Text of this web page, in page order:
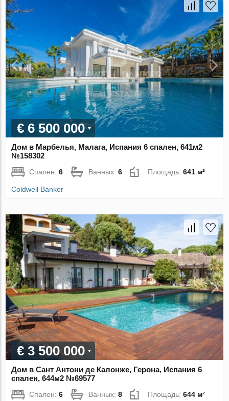
€ 6 500 000
Дом в Марбелья, Малага, Испания 6 спален, 641м2
№158302
Спален:6 Ванных:6 Площадь:641 м²
Coldwell Banker
€ 3 500 000
Дом в Сант Антони де Калонже, Герона, Испания 6
спален, 644м2 №69577
Спален:6 Ванных:8 Площадь:644 м²